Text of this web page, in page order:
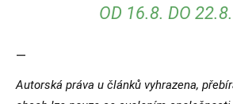
OD 16.8. DO
—
Autorská práva u článků vyhrazena,